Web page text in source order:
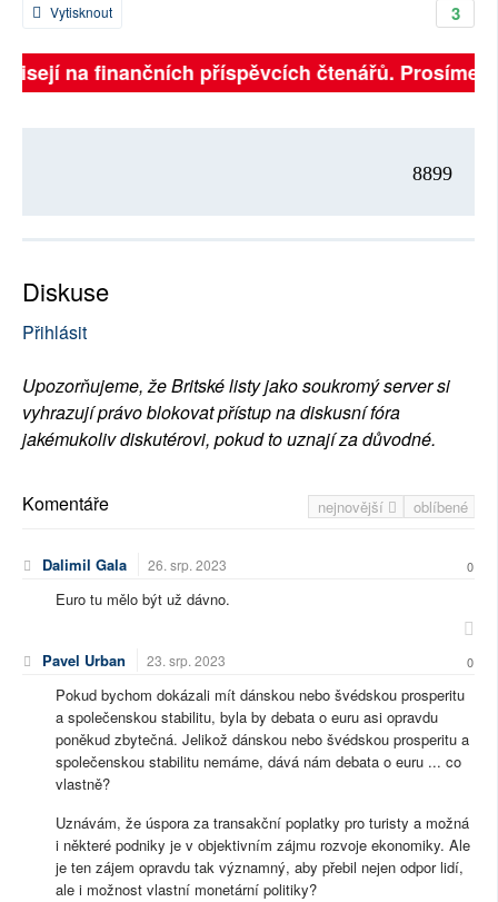
3
Vytisknout
na finančních příspěvcích čtenářů. Prosíme,
8899
Diskuse
Přihlásit
Upozorňujeme, že Britské listy jako soukromý server si
vyhrazují právo blokovat přístup na diskusní fóra
jakémukoliv diskutérovi, pokud to uznají za důvodné.
nejnovější oblíbené
Komentáře
Dalimil Gala 26. srp. 2023 0
Euro tu mělo být už dávno.
Pavel Urban 23. srp. 2023 0
Pokud bychom dokázali mít dánskou nebo švédskou prosperitu
a společenskou stabilitu, byla by debata o euru asi opravdu
poněkud zbytečná. Jelikož dánskou nebo švédskou prosperitu a
společenskou stabilitu nemáme, dává nám debata o euru ... co
vlastně?
Uznávám, že úspora za transakční poplatky pro turisty a možná
i některé podniky je v objektivním zájmu rozvoje ekonomiky. Ale
je ten zájem opravdu tak významný, aby přebil nejen odpor lidí,
ale i možnost vlastní monetární politiky?